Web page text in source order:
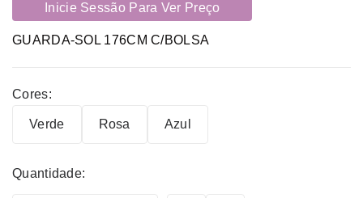
Inicie Sessão Para Ver Preço
GUARDA-SOL 176CM C/BOLSA
Cores:
Verde Rosa Azul
Quantidade:
Alternative: